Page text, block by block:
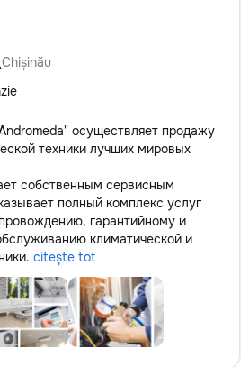
Chișinău
осуществляет продажу
техники лучших мировых
собственным сервисным
полный комплекс услуг
гарантийному и
климатической и
citește tot